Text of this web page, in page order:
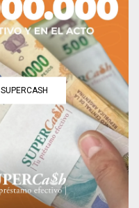
SUPERCASH